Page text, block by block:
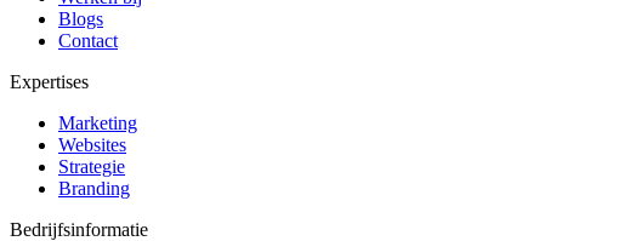
Blogs
Contact
Expertises
Marketing
Websites
Strategie
Branding
Bedrijfsinformatie